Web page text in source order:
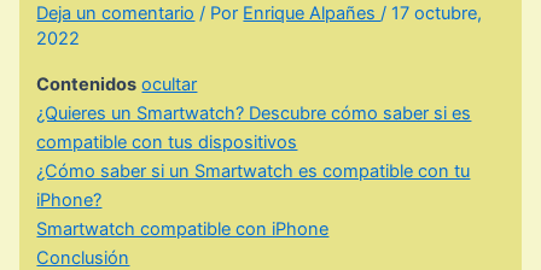
Deja un comentario / Por Enrique Alpañes/17 octubre,
2022
Contenidos ocultar
¿Quieres un Smartwatch? Descubre cómo saber si es
compatible con tus dispositivos
¿Cómo saber si un Smartwatch es compatible con tu
iPhone?
Smartwatch compatible con iPhone
Conclusión